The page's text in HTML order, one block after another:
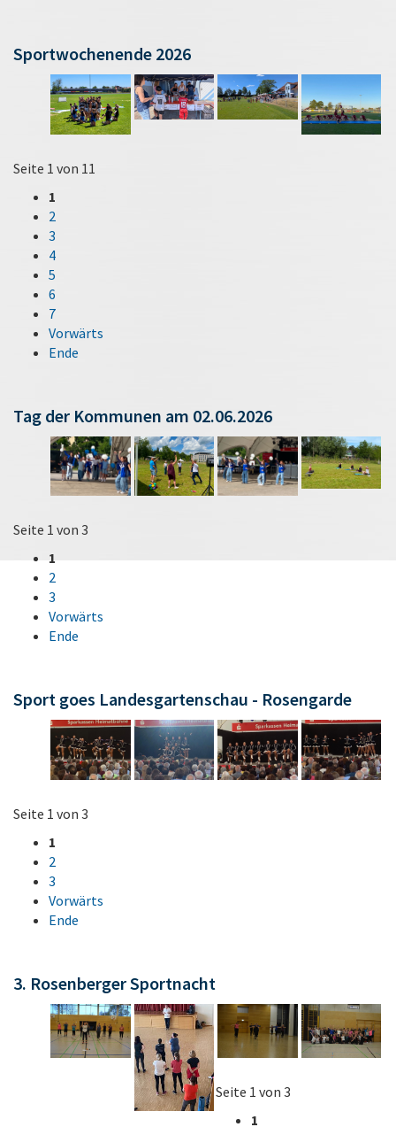
Sportwochenende 2026
Seite 1 von 11
1
2
3
4
5
6
7
Vorwärts
Ende
Tag der Kommunen am 02.06.2026
Seite 1 von 3
1
2
3
Vorwärts
Ende
Sport goes Landesgartenschau - Rosengarde
Seite 1 von 3
1
2
3
Vorwärts
Ende
3. Rosenberger Sportnacht
Seite 1 von 3
1